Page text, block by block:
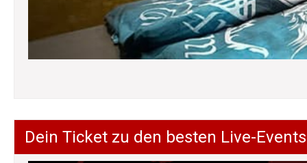
Dein Ticket zu den besten Live-Events